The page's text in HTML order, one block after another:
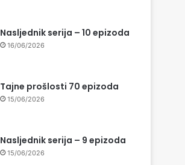
Nasljednik serija – 10 epizoda
16/06/2026
Tajne prošlosti 70 epizoda
15/06/2026
Nasljednik serija – 9 epizoda
15/06/2026